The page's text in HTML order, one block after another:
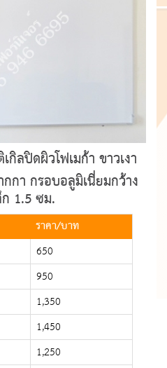
กิลปิดผิวโฟเมก้า ขาวเงา
กา กรอบอลูมิเนี่ยมกว้าง
1.5 ซม.
ราคา/บาท
650
950
1,350
1,450
1,250